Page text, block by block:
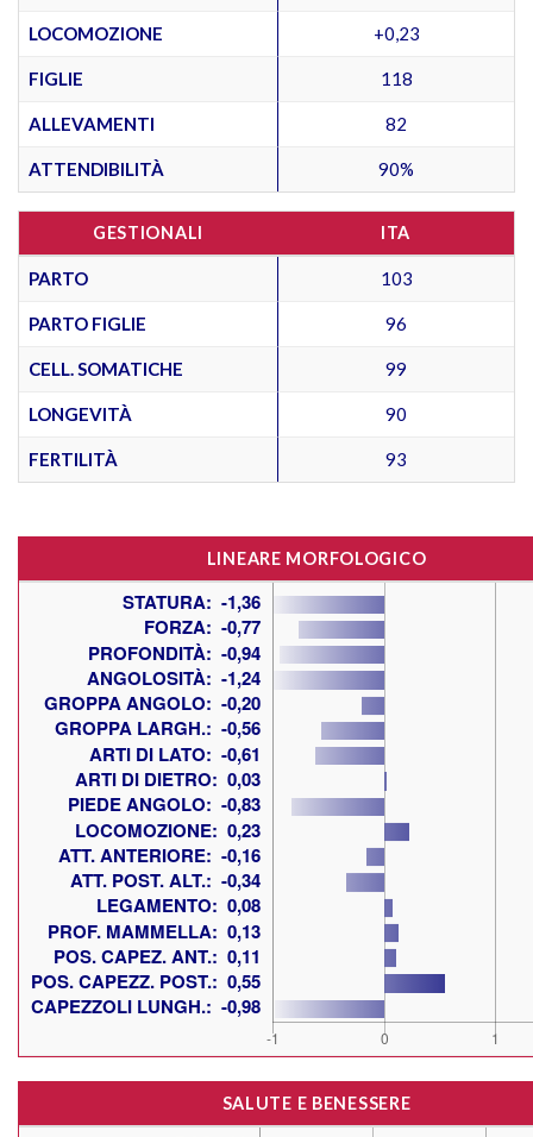
LOCOMOZIONE +0,23
FIGLIE 118
ALLEVAMENTI 82
ATTENDIBILITÀ 90%
GESTIONALI ITA
PARTO 103
PARTO FIGLIE 96
CELL. SOMATICHE 99
LONGEVITÀ 90
FERTILITÀ 93
LINEARE MORFOLOGICO
SALUTE E BENESSERE